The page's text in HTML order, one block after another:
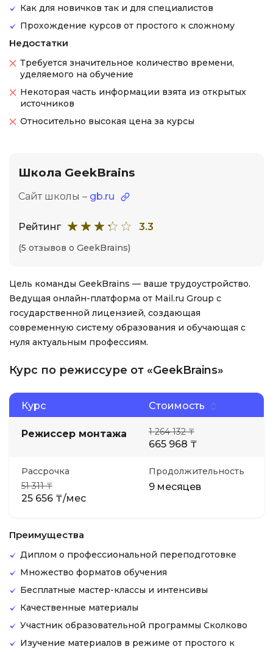
Как для новичков так и для специалистов
Прохождение курсов от простого к сложному
Недостатки
Требуется значительное количество времени,
уделяемого на обучение
Некоторая часть информации взята из открытых
источников
Относительно высокая цена за курсы
Школа GeekBrains
Сайт школы – gb.ru
Рейтинг 3.3
(5 отзывов о GeekBrains)
Цель команды GeekBrains — ваше трудоустройство.
Ведущая онлайн-платформа от Mail.ru Group с
государственной лицензией, создающая
современную систему образования и обучающая с
нуля актуальным профессиям.
Курс по режиссуре от «GeekBrains»
Курс Стоимость
Режиссер монтажа 1 264 132 ₸
665 968 ₸
Рассрочка
51 311 ₸
25 656 ₸/мес
Продолжительность
9 месяцев
Преимущества
Диплом о профессиональной переподготовке
Множество форматов обучения
Бесплатные мастер-классы и интенсивы
Качественные материалы
Участник образовательной программы Сколково
Изучение материалов в режиме от простого к